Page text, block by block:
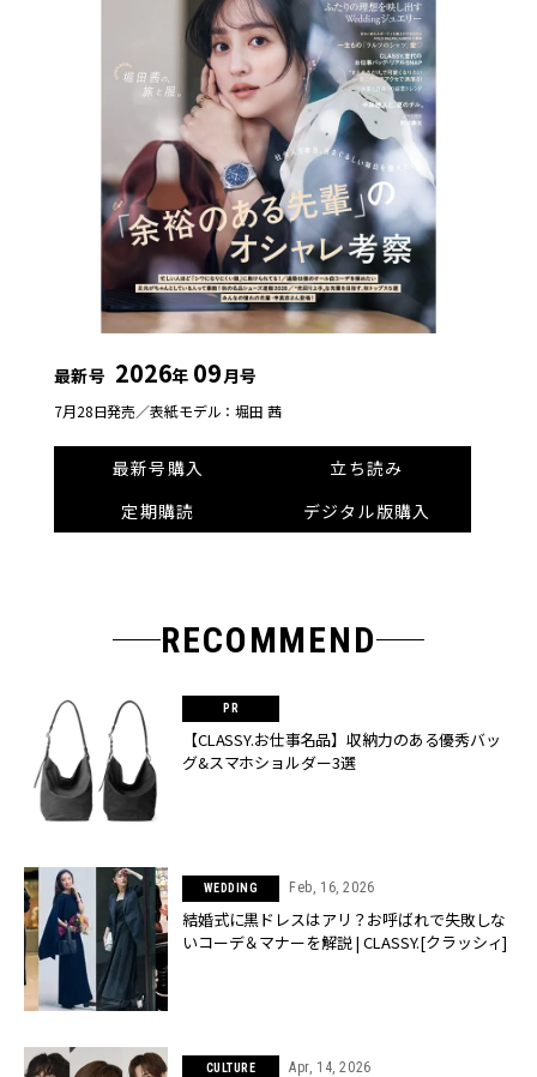
最新号 2026年 09月号
7月28日発売／表紙モデル：堀田 茜
最新号購入
立ち読み
定期購読
デジタル版購入
RECOMMEND
【CLASSY.お仕事名品】収納力のある優秀バッ
グ&スマホショルダー3選
WEDDING Feb, 16, 2026
結婚式に黒ドレスはアリ？お呼ばれで失敗しな
いコーデ＆マナーを解説 | CLASSY.[クラッシィ]
CULTURE Apr, 14, 2026